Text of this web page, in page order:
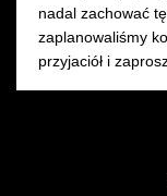
nadal zachować
zaplanowaliśmy
przyjaciół i